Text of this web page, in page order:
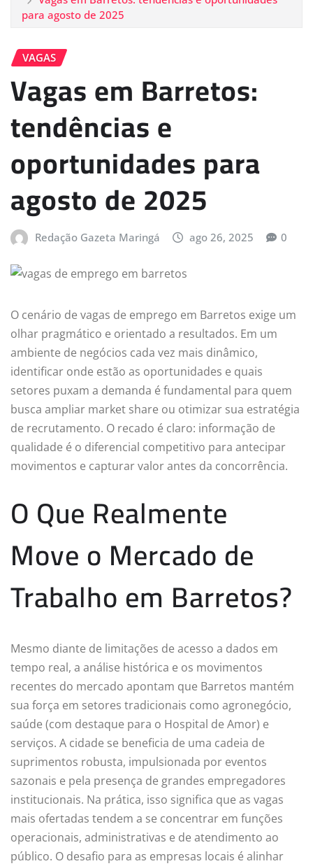
para agosto de 2025
VAGAS
Vagas em Barretos:
tendências e
oportunidades para
agosto de 2025
Redação Gazeta Maringá ago 26, 2025 0
O cenário de vagas de emprego em Barretos exige um
olhar pragmático e orientado a resultados. Em um
ambiente de negócios cada vez mais dinâmico,
identificar onde estão as oportunidades e quais
setores puxam a demanda é fundamental para quem
busca ampliar market share ou otimizar sua estratégia
de recrutamento. O recado é claro: informação de
qualidade é o diferencial competitivo para antecipar
movimentos e capturar valor antes da concorrência.
O Que Realmente
Move o Mercado de
Trabalho em Barretos?
Mesmo diante de limitações de acesso a dados em
tempo real, a análise histórica e os movimentos
recentes do mercado apontam que Barretos mantém
sua força em setores tradicionais como agronegócio,
saúde (com destaque para o Hospital de Amor) e
serviços. A cidade se beneficia de uma cadeia de
suprimentos robusta, impulsionada por eventos
sazonais e pela presença de grandes empregadores
institucionais. Na prática, isso significa que as vagas
mais ofertadas tendem a se concentrar em funções
operacionais, administrativas e de atendimento ao
público. O desafio para as empresas locais é alinhar